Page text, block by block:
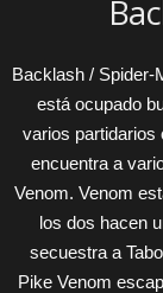
Backlash / Spider-
está ocupado
varios partidarios
encuentra a
Venom. Venom
los dos hacen
secuestra a
Pike Venom